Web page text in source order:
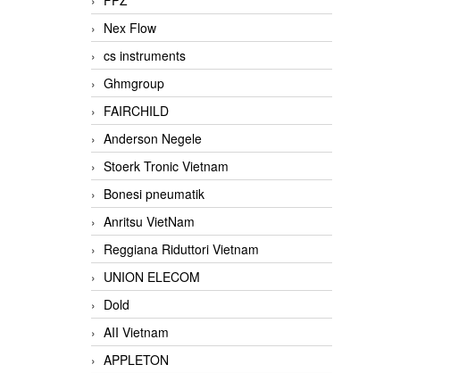
Nex Flow
cs instruments
Ghmgroup
FAIRCHILD
Anderson Negele
Stoerk Tronic Vietnam
Bonesi pneumatik
Anritsu VietNam
Reggiana Riduttori Vietnam
UNION ELECOM
Dold
AII Vietnam
APPLETON